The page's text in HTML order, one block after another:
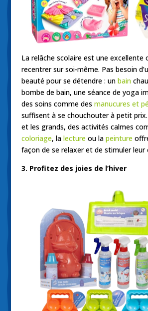
La relâche scolaire est une excellente
recentrer sur soi-même. Pas besoin
beauté pour se détendre : un bain
bombe de bain, une séance de yoga
des soins comme des manucures et
suffisent à se chouchouter à petit
et les grands, des activités calmes
coloriage, la lecture ou la peinture
façon de se relaxer et de stimuler leur
3. Profitez des joies de l’hiver